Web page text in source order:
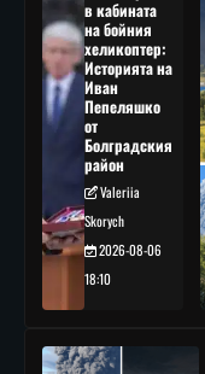
в кабината
на бойния
хеликоптер:
Историята на
Иван
Пепеляшко
от
Болградския
район
Valeriia
Skorych
2026-08-06
18:10